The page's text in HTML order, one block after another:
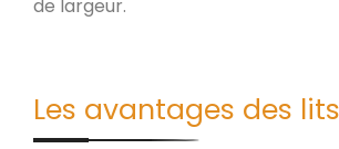
de largeur.
Les avantages des